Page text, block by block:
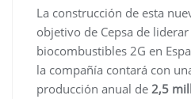
La construcción de esta
objetivo de Cepsa de
biocombustibles 2G en
la compañía contará con
producción anual de 2,5